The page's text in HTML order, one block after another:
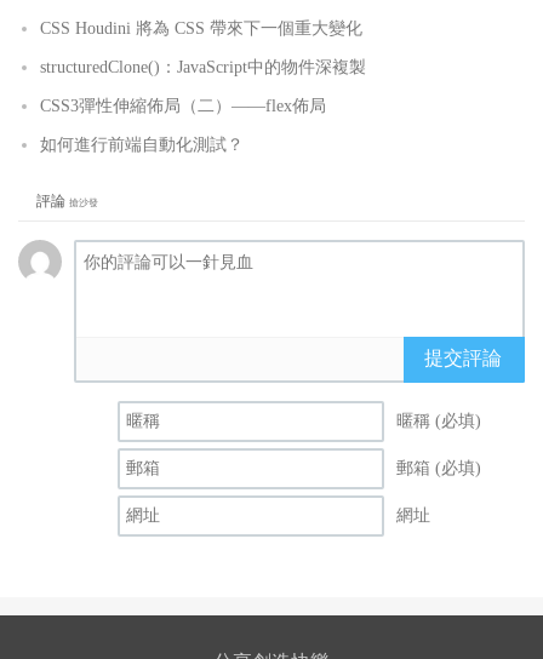
CSS Houdini 將為 CSS 帶來下一個重大變化
structuredClone()：JavaScript中的物件深複製
CSS3彈性伸縮佈局（二）——flex佈局
如何進行前端自動化測試？
評論 搶沙發
提交評論
暱稱 (必填)
郵箱 (必填)
網址